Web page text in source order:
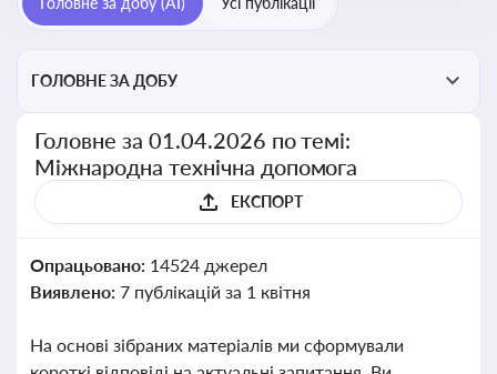
ГОЛОВНЕ ЗА ДОБУ
Головне за 01.04.2026 по темі:
Міжнародна технічна допомога
ЕКСПОРТ
Опрацьовано: 14524 джерел
Виявлено: 7 публікацій за 1 квітня
На основі зібраних матеріалів ми сформували